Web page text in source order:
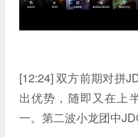
[12:24] 双方前期对拼
出优势，随即又在上
一。第二波小龙团中